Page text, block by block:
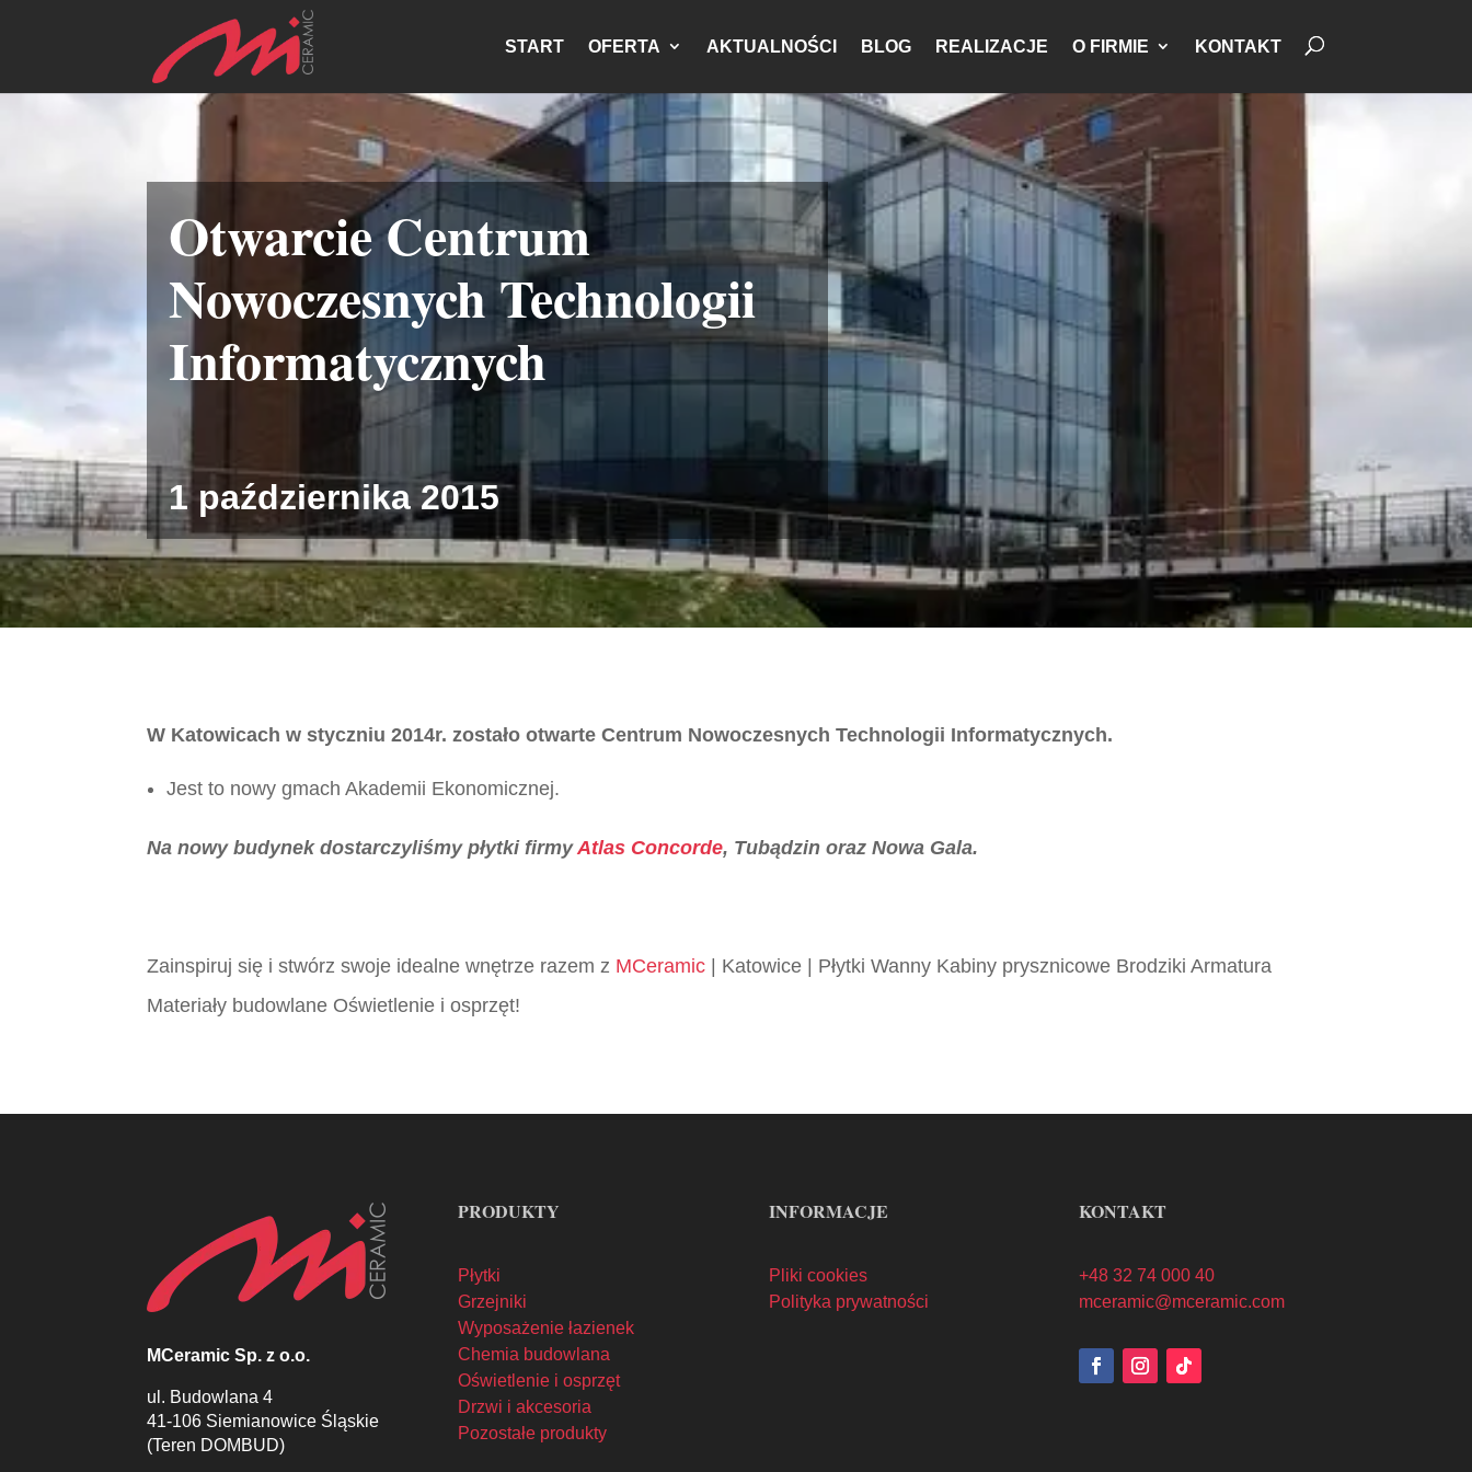
START OFERTA AKTUALNOŚCI BLOG REALIZACJE O FIRMIE KONTAKT
Otwarcie Centrum
Nowoczesnych Technologii
Informatycznych
1 października 2015
W Katowicach w styczniu 2014r. zostało otwarte Centrum Nowoczesnych Technologii Informatycznych.
Jest to nowy gmach Akademii Ekonomicznej.
Na nowy budynek dostarczyliśmy płytki firmyAtlas Concorde, Tubądzin oraz Nowa Gala.
Zainspiruj się i stwórz swoje idealne wnętrze razem z MCeramic | Katowice | Płytki Wanny Kabiny prysznicowe Brodziki Armatura
Materiały budowlane Oświetlenie i osprzęt!
MCeramic Sp. z o.o.
ul. Budowlana 4
41-106 Siemianowice Śląskie
(Teren DOMBUD)
PRODUKTY
Płytki
Grzejniki
Wyposażenie łazienek
Chemia budowlana
Oświetlenie i osprzęt
Drzwi i akcesoria
Pozostałe produkty
INFORMACJE
Pliki cookies
Polityka prywatności
KONTAKT
+48 32 74 000 40
mceramic@mceramic.com